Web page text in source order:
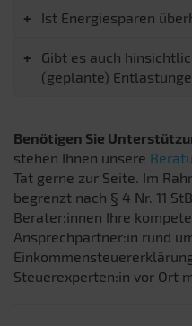
Ist Energiesparen
Gibt es auch
(geplante)
Benötigen Sie
stehen Ihnen unsere
Tat gerne zur Seite. Im
begrenzt nach § 4 Nr. 11
Berater:innen Ihre
Ansprechpartner:in rund
Steuerexperten:in vor Ort